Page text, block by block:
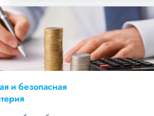
Удобная и безопасная
бухгалтерия